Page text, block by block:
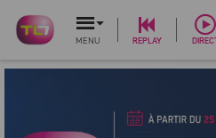
MENU REPLAY DIRECT